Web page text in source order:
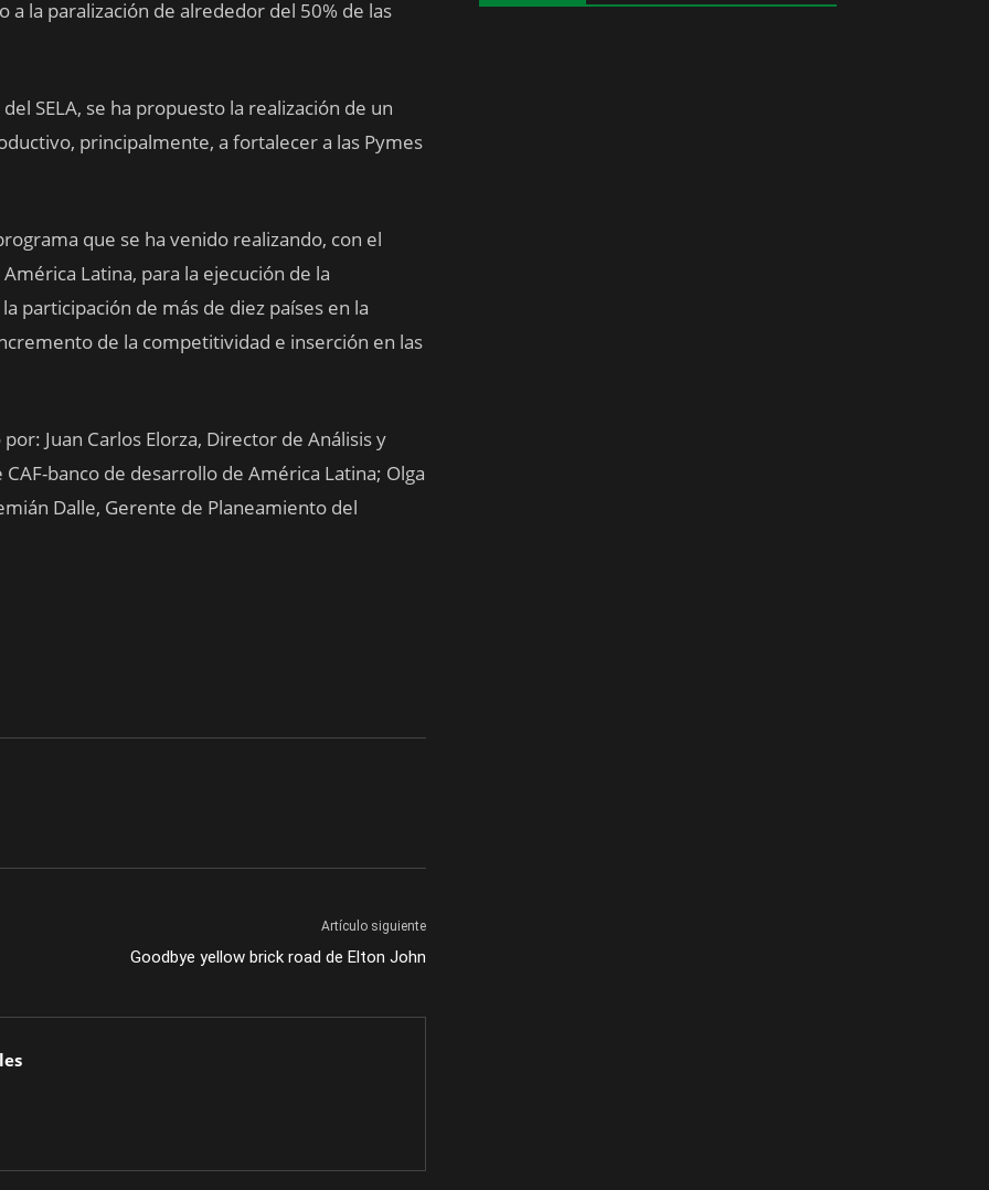
la paralización de alrededor del 50% de las
SELA, se ha propuesto la realización de un
principalmente, a fortalecer a las Pymes
que se ha venido realizando, con el
Latina, para la ejecución de la
participación de más de diez países en la
de la competitividad e inserción en las
Juan Carlos Elorza, Director de Análisis y
banco de desarrollo de América Latina; Olga
Dalle, Gerente de Planeamiento del
Artículo siguiente
Goodbye yellow brick road de Elton John